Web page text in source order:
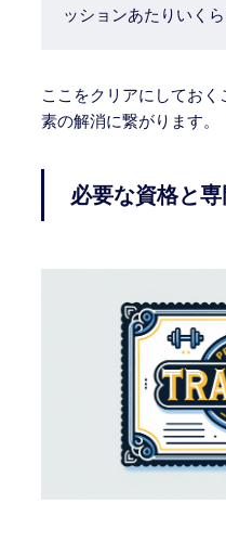
ッションあたりいくら
ここをクリアにしてお
素の解消に繋がります。
必要な資格と